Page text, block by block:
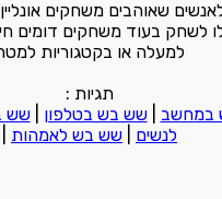
שאוהבים משחקים
לשחק בעוד משחקים דומים
למעלה או בקטגוריות
תגיות :
במחשב |שש בש בטלפון |שש
לנשים
שש בש לאמהות